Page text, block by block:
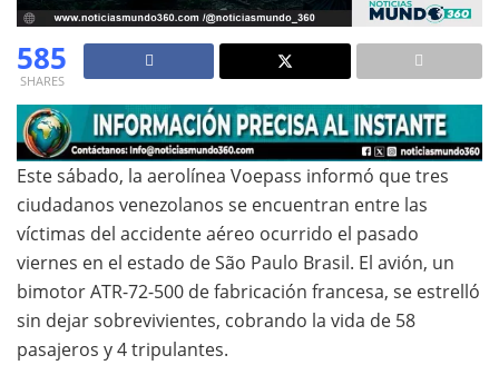
585
SHARES
Este sábado, la aerolínea Voepass informó que tres
ciudadanos venezolanos se encuentran entre las
víctimas del accidente aéreo ocurrido el pasado
viernes en el estado de São Paulo Brasil. El avión, un
bimotor ATR-72-500 de fabricación francesa, se estrelló
sin dejar sobrevivientes, cobrando la vida de 58
pasajeros y 4 tripulantes.